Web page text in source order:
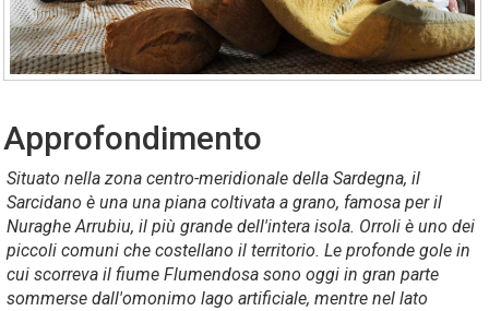
Approfondimento
Situato nella zona centro-meridionale della Sardegna, il
Sarcidano è una una piana coltivata a grano, famosa per il
Nuraghe Arrubiu, il più grande dell'intera isola. Orroli è uno dei
piccoli comuni che costellano il territorio. Le profonde gole in
cui scorreva il fiume Flumendosa sono oggi in gran parte
sommerse dall'omonimo lago artificiale, mentre nel lato